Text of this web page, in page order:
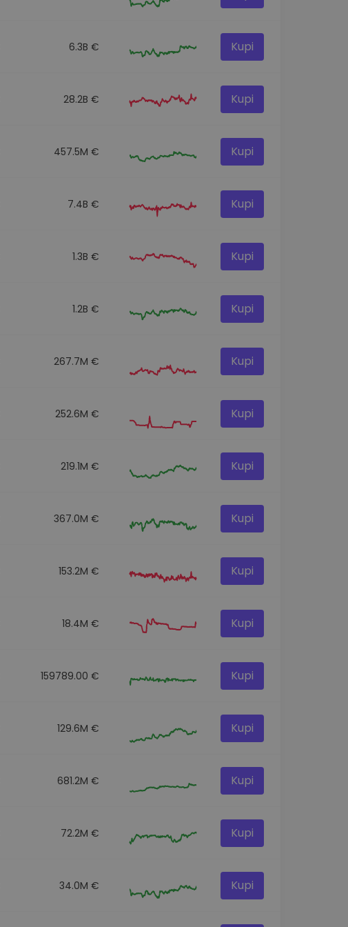
6.3B € Kupi
28.2B € Kupi
457.5M € Kupi
7.4B € Kupi
1.3B € Kupi
1.2B € Kupi
267.7M € Kupi
252.6M € Kupi
219.1M € Kupi
367.0M € Kupi
153.2M € Kupi
18.4M € Kupi
159789.00 € Kupi
129.6M € Kupi
681.2M € Kupi
72.2M € Kupi
34.0M € Kupi